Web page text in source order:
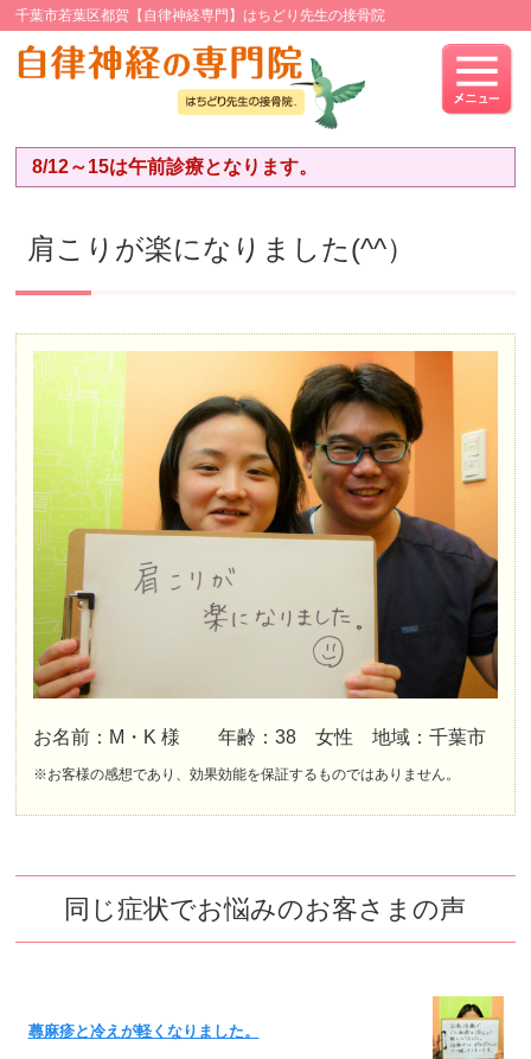
千葉市若葉区都賀【自律神経専門】はちどり先生の接骨院
8/12～15は午前診療となります。
肩こりが楽になりました(^^）
お名前：M・K 様 年齢：38 女性 地域：千葉市
※お客様の感想であり、効果効能を保証するものではありません。
同じ症状でお悩みのお客さまの声
蕁麻疹と冷えが軽くなりました。